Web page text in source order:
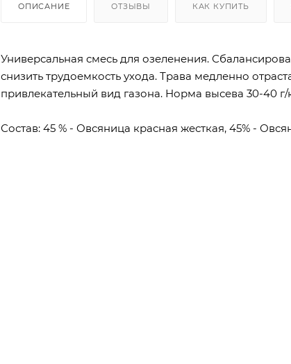
ОПИСАНИЕ ОТЗЫВЫ КАК КУПИТЬ
Универсальная смесь для озеленения.
снизить трудоемкость ухода. Трава медленно
привлекательный вид газона. Норма высева 30-40 г/
Состав: 45 % - Овсяница красная жесткая, 45% -